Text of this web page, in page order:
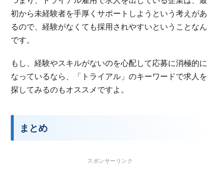
初から未経験者を手厚くサポートしようという考えがあ
るので、経験がなくても採用されやすいということなん
です。
もし、経験やスキルがないのを心配して応募に消極的に
なっているなら、「トライアル」のキーワードで求人を
探してみるのもオススメですよ。
まとめ